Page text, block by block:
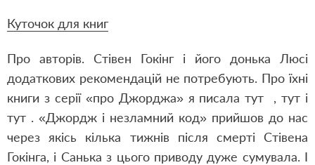
Куточок для книг
Про авторів. Стівен Гокінг і його донька Люсі
додаткових рекомендацій не потребують. Про їхні
книги з серії «про Джорджа» я писала тут , тут і
тут . «Джордж і незламний код» прийшов до нас
через якісь кілька тижнів після смерті Стівена
Гокінга, і Санька з цього приводу дуже сумувала. І